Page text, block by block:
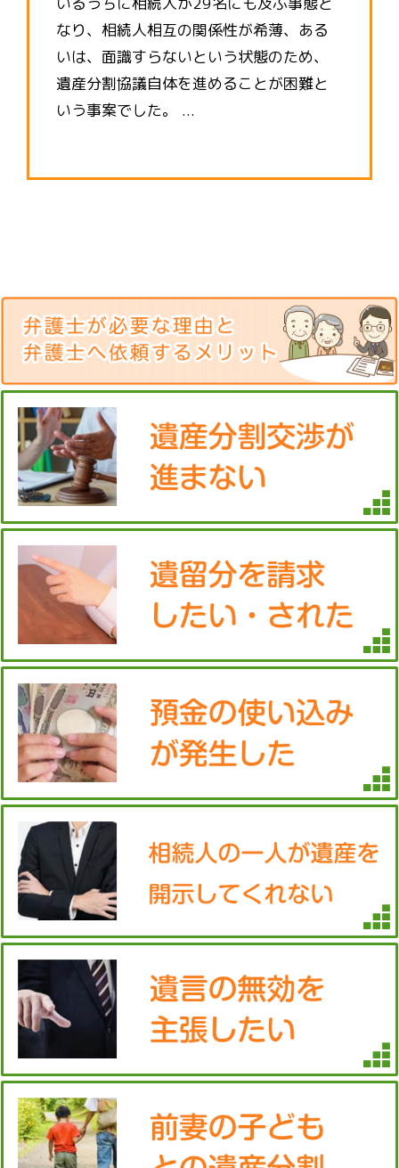
なり、相続人相互の関係性が希薄、ある
いは、面識すらないという状態のため、
遺産分割協議自体を進めることが困難と
いう事案でした。 ...